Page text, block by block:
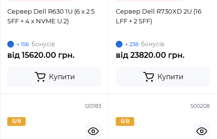
Сервер Dell R630 1U (6 x 2.5
SFF + 4 x NVME U.2)
+ 156 бонусів
від 15620.00 грн.
Купити
Сервер Dell R730XD 2U (16
LFF + 2 SFF)
+ 238 бонусів
від 23820.00 грн.
Купити
120183
Б/В
500208
Б/В